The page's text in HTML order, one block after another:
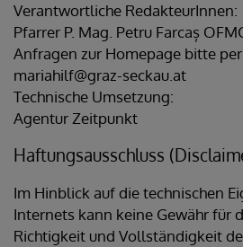
Verantwortliche RedakteurInnen:
Pfarrer P. Mag. Petru Farcaș
Anfragen zur Homepage bitte
mariahilf@graz-seckau.at
Technische Umsetzung:
Agentur Zeitpunkt
Haftungsausschluss
Im Hinblick auf die technischen
Internets kann keine Gewähr für
Richtigkeit und Vollständigkeit